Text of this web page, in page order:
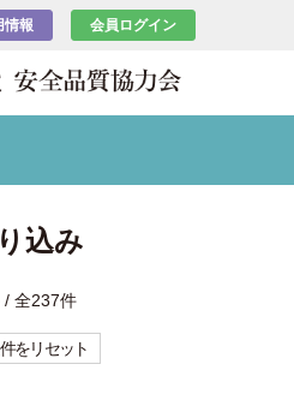
情報 会員ログイン
込み
/ 全237件
をリセット